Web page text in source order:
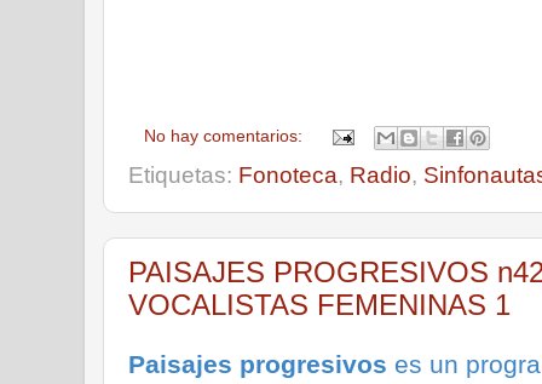
No hay comentarios:
Etiquetas: Fonoteca, Radio,
PAISAJES PROGRESIVOS
VOCALISTAS FEMENINAS 1
Paisajes progresivos es un